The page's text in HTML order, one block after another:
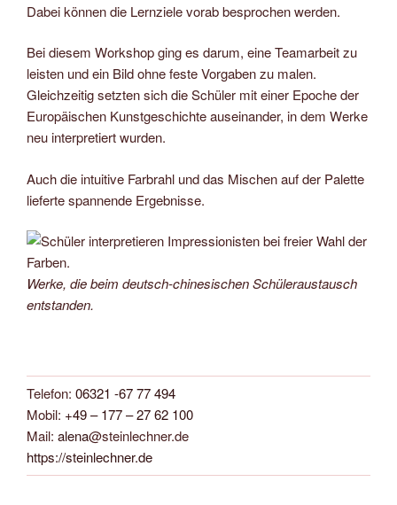
Dabei können die Lernziele vorab besprochen werden.
Bei diesem Workshop ging es darum, eine Teamarbeit zu
leisten und ein Bild ohne feste Vorgaben zu malen.
Gleichzeitig setzten sich die Schüler mit einer Epoche der
Europäischen Kunstgeschichte auseinander, in dem Werke
neu interpretiert wurden.
Auch die intuitive Farbrahl und das Mischen auf der Palette
lieferte spannende Ergebnisse.
Werke, die beim deutsch-chinesischen Schüleraustausch
entstanden.
Telefon: 06321 -67 77 494
Mobil: +49 – 177 – 27 62 100
Mail: alena@steinlechner.de
https://steinlechner.de